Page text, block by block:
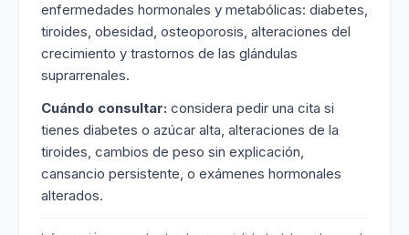
enfermedades hormonales y metabólicas: diabetes,
tiroides, obesidad, osteoporosis, alteraciones del
crecimiento y trastornos de las glándulas
suprarrenales.
Cuándo consultar: considera pedir una cita si
tienes diabetes o azúcar alta, alteraciones de la
tiroides, cambios de peso sin explicación,
cansancio persistente, o exámenes hormonales
alterados.